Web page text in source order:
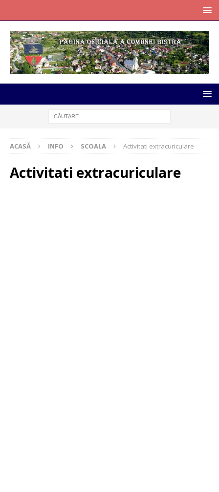
ACASĂ INFO SCOALA Activitati extracuriculare
Activitati extracuriculare